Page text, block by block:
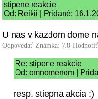
stipene reakcie
Od: Reikii | Pridané:
U nas v kazdom dome
Odpovedať Známka: 7.8
Re: stipene reakcie
Od: omnomenom |
resp. stiepna akcia :)